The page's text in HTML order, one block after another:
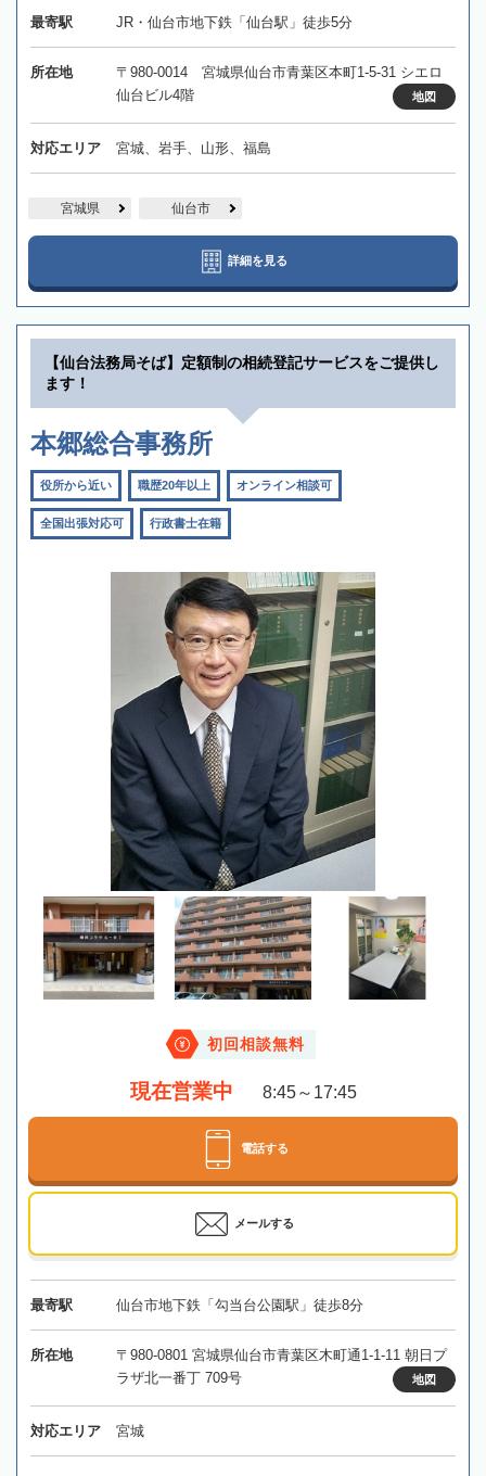
最寄駅 JR・仙台市地下鉄「仙台駅」徒歩5分
所在地
〒980-0014 宮城県仙台市青葉区本町1-5-31 シエロ
仙台ビル4階
地図
対応エリア 宮城、岩手、山形、福島
宮城県 仙台市
詳細を見る
【仙台法務局そば】定額制の相続登記サービスをご提供し
ます！
本郷総合事務所
役所から近い 職歴20年以上 オンライン相談可
全国出張対応可 行政書士在籍
初回相談無料
現在営業中 8:45～17:45
電話する
メールする
最寄駅 仙台市地下鉄「勾当台公園駅」徒歩8分
所在地
〒980-0801 宮城県仙台市青葉区木町通1-1-11 朝日プ
ラザ北一番丁 709号
地図
対応エリア 宮城